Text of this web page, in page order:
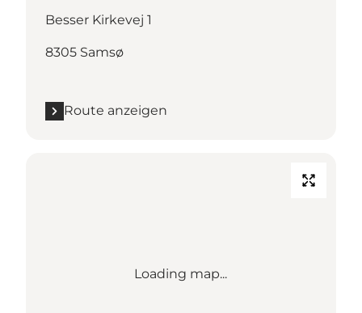
Besser Kirkevej 1
8305 Samsø
Route anzeigen
Loading map...